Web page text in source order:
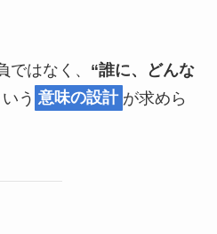
はなく、 “誰に、どんな
いう 意味の設計 が求めら